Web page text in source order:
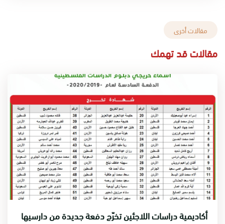
مقالات أخرى
مقالات قد تهمك
أكاديمية دراسات اللاجئين تخرّج دفعة جديدة من دارسيها